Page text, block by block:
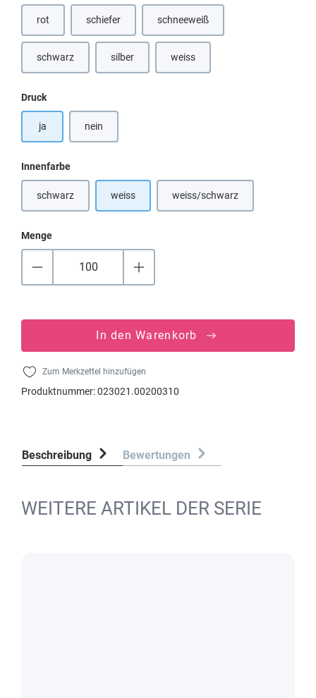
rot(Diese Option ist zurzeit nicht verfügbar.)
schiefer(Diese Option ist zurzeit nicht verfügbar.)
schneeweiß(Diese Option ist zurzeit nicht
schwarz(Diese Option ist zurzeit nicht verfügbar.)
silber(Diese Option ist zurzeit nicht verfügbar.)
weiss
Druckauswählen
ja nein
Innenfarbeauswählen
schwarz(Diese Option ist zurzeit nicht verfügbar.)
weiss weiss/schwarz
Menge
In den Warenkorb
Zum Merkzettel hinzufügen
Produktnummer:023021.00200310
Beschreibung Bewertungen
WEITERE ARTIKEL DER SERIE